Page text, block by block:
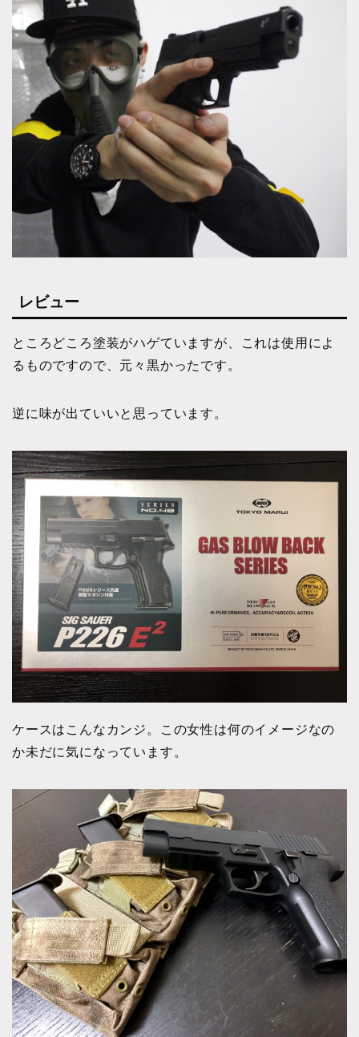
レビュー
ところどころ塗装がハゲていますが、これは使用によ
るものですので、元々黒かったです。
逆に味が出ていいと思っています。
ケースはこんなカンジ。この女性は何のイメージなの
か未だに気になっています。